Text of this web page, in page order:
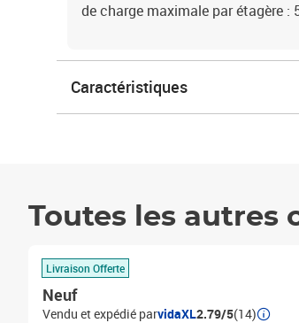
de charge maximale par étagère :
Caractéristiques
Toutes les autres
Livraison Offerte
Neuf
Vendu et expédié parvidaXL2.79/5(14)